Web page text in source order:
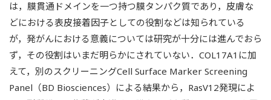
は，膜貫通ドメインを一つ持つ膜タンパク質であり，皮膚な
どにおける表皮接着因子としての役割などは知られている
が，発がんにおける意義については研究が十分には進んでおら
ず，その役割はいまだ明らかにされていない．COL17A1に加
えて，別のスクリーニングCell Surface Marker Screening
Panel（BD Biosciences）による結果から，RasV12発現によ